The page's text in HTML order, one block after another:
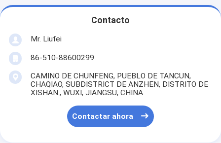
Contacto
Mr. Liufei
86-510-88600299
CAMINO DE CHUNFENG, PUEBLO DE TANCUN,
CHAQIAO, SUBDISTRICT DE ANZHEN, DISTRITO DE
XISHAN., WUXI, JIANGSU, CHINA
Contactar ahora